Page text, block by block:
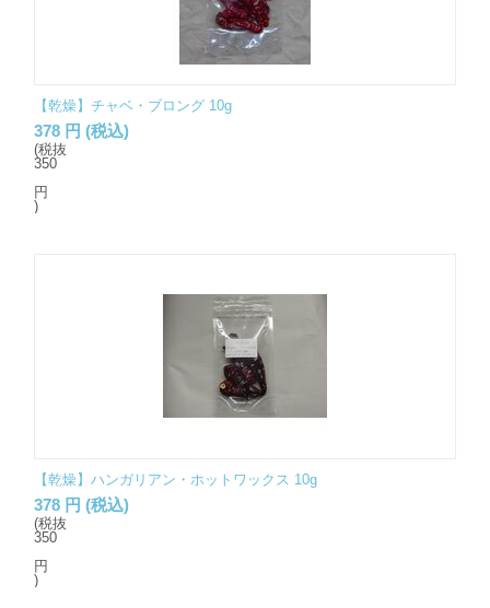
【乾燥】チャベ・ブロング 10g
378 円 (税込)
(税抜
350
円
)
【乾燥】ハンガリアン・ホットワックス 10g
378 円 (税込)
(税抜
350
円
)